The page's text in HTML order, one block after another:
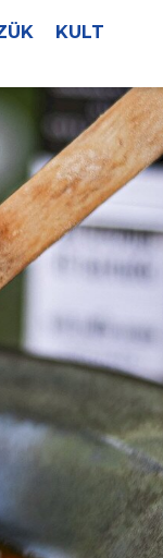
KULT